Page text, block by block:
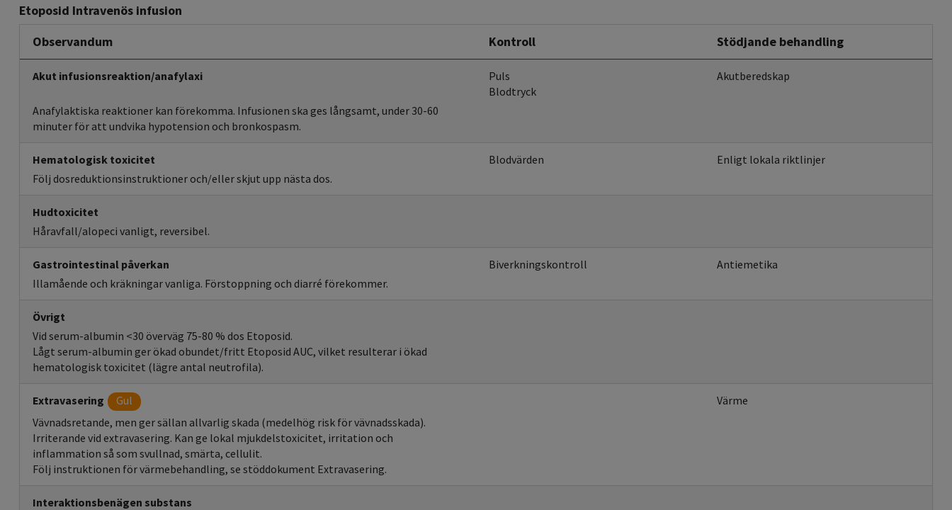
Etoposid Intravenös infusion
Observandum
Kontroll Stödjande behandling
Akut infusionsreaktion/anafylaxi Puls
Akutberedskap
Blodtryck
Anafylaktiska reaktioner kan förekomma. Infusionen ska ges långsamt, under 30-60
minuter för att undvika hypotension och bronkospasm.
Hematologisk toxicitet Blodvärden
Enligt lokala riktlinjer
Följ dosreduktionsinstruktioner och/eller skjut upp nästa dos.
Hudtoxicitet
Håravfall/alopeci vanligt, reversibel.
Gastrointestinal påverkan Biverkningskontroll
Antiemetika
Illamående och kräkningar vanliga. Förstoppning och diarré förekommer.
Övrigt
Vid serum-albumin <30 överväg 75-80 % dos Etoposid.
Lågt serum-albumin ger ökad obundet/fritt Etoposid AUC, vilket resulterar i ökad
hematologisk toxicitet (lägre antal neutrofila).
Extravasering Gul
Värme
Vävnadsretande, men ger sällan allvarlig skada (medelhög risk för vävnadsskada).
Irriterande vid extravasering. Kan ge lokal mjukdelstoxicitet, irritation och
inflammation så som svullnad, smärta, cellulit.
Följ instruktionen för värmebehandling, se stöddokument Extravasering.
Interaktionsbenägen substans